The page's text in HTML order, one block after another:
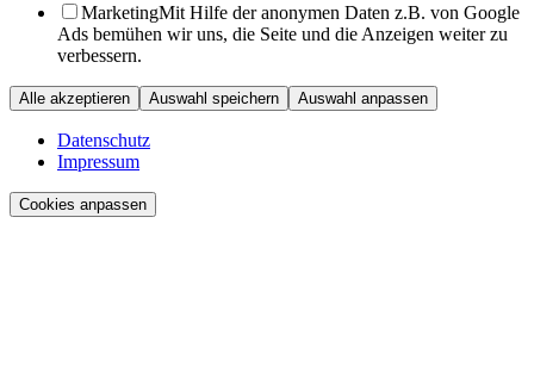
MarketingMit Hilfe der anonymen Daten z.B. von Google
Ads bemühen wir uns, die Seite und die Anzeigen weiter zu
verbessern.
Alle akzeptieren Auswahl speichern Auswahl anpassen
Datenschutz
Impressum
Cookies anpassen